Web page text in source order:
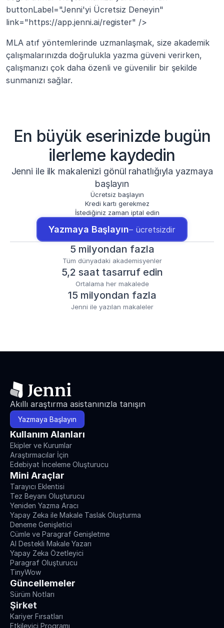
buttonLabel="Jenni'yi Ücretsiz Deneyin"
link="https://app.jenni.ai/register" />
MLA atıf yöntemlerinde uzmanlaşmak, size akademik
çalışmalarınızda doğrulukla yazma güveni verirken,
çalışmanızı çok daha özenli ve güvenilir bir şekilde
sunmanızı sağlar.
En büyük eserinizde bugün
ilerleme kaydedin
Jenni ile ilk makalenizi gönül rahatlığıyla yazmaya
başlayın
Ücretsiz başlayın
Kredi kartı gerekmez
İstediğiniz zaman iptal edin
Yazmaya Başlayın– ücretsizdir
5 milyondan fazla
Tüm dünyadaki akademisyenler
5,2 saat tasarruf edin
Ortalama her makalede
15 milyondan fazla
Jenni ile yazılan makaleler
Akıllı araştırma asistanınızla tanışın
Yazmaya Başlayın
Kullanım Alanları
Ekipler ve Kurumlar
Araştırmacılar İçin
Edebiyat İnceleme Oluşturucu
Mini Araçlar
Tarayıcı Eklentisi
Tez Beyanı Oluşturucu
Yeniden Yazma Aracı
Yapay Zeka ile Makale Taslak Oluşturma
Deneme Genişletici
Cümle ve Paragraf Genişletme
AI Destekli Makale Yazarı
Yapay Zeka Özetleyici
Paragraf Oluşturucu
TinyWow
Güncellemeler
Sürüm Notları
Şirket
Kariyer Fırsatları
Etkileyici Programı